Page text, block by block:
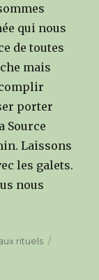
qui nous
de toutes
mais
porter
Source
Laissons
les galets.
nous
rituels